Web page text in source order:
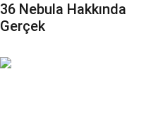
36 Nebula Hakkında
Gerçek